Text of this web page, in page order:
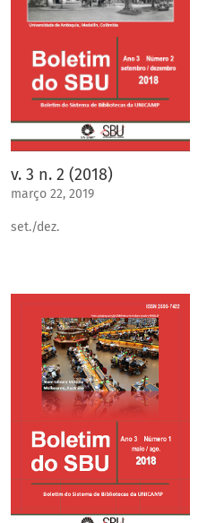
v. 3 n. 2 (2018)
março 22, 2019
set./dez.